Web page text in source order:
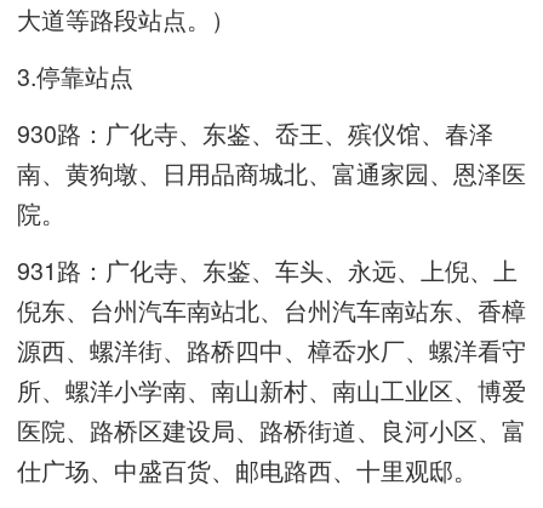
大道等路段站点。）
3.停靠站点
930路：广化寺、东鉴、岙王、殡仪馆、春泽
南、黄狗墩、日用品商城北、富通家园、恩泽医
院。
931路：广化寺、东鉴、车头、永远、上倪、上
倪东、台州汽车南站北、台州汽车南站东、香樟
源西、螺洋街、路桥四中、樟岙水厂、螺洋看守
所、螺洋小学南、南山新村、南山工业区、博爱
医院、路桥区建设局、路桥街道、良河小区、富
仕广场、中盛百货、邮电路西、十里观邸。